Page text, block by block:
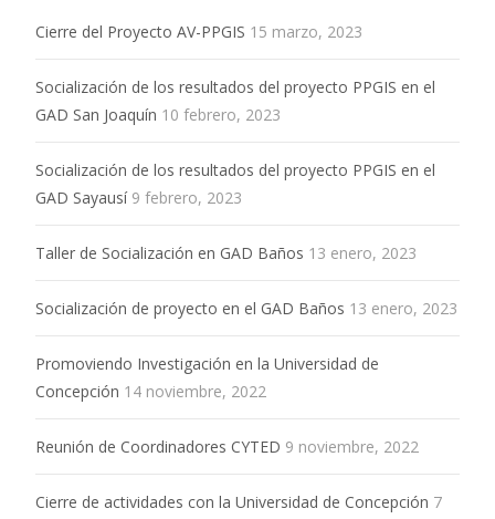
Cierre del Proyecto AV-PPGIS 15 marzo, 2023
Socialización de los resultados del proyecto PPGIS en el
GAD San Joaquín 10 febrero, 2023
Socialización de los resultados del proyecto PPGIS en el
GAD Sayausí 9 febrero, 2023
Taller de Socialización en GAD Baños 13 enero, 2023
Socialización de proyecto en el GAD Baños 13 enero, 2023
Promoviendo Investigación en la Universidad de
Concepción 14 noviembre, 2022
Reunión de Coordinadores CYTED 9 noviembre, 2022
Cierre de actividades con la Universidad de Concepción 7